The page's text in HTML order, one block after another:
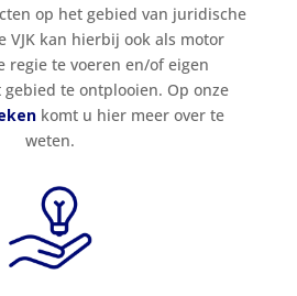
op het gebied van juridische
VJK kan hierbij ook als motor
regie te voeren en/of eigen
te ontplooien. Op onze
komt u hier meer over te
weten.